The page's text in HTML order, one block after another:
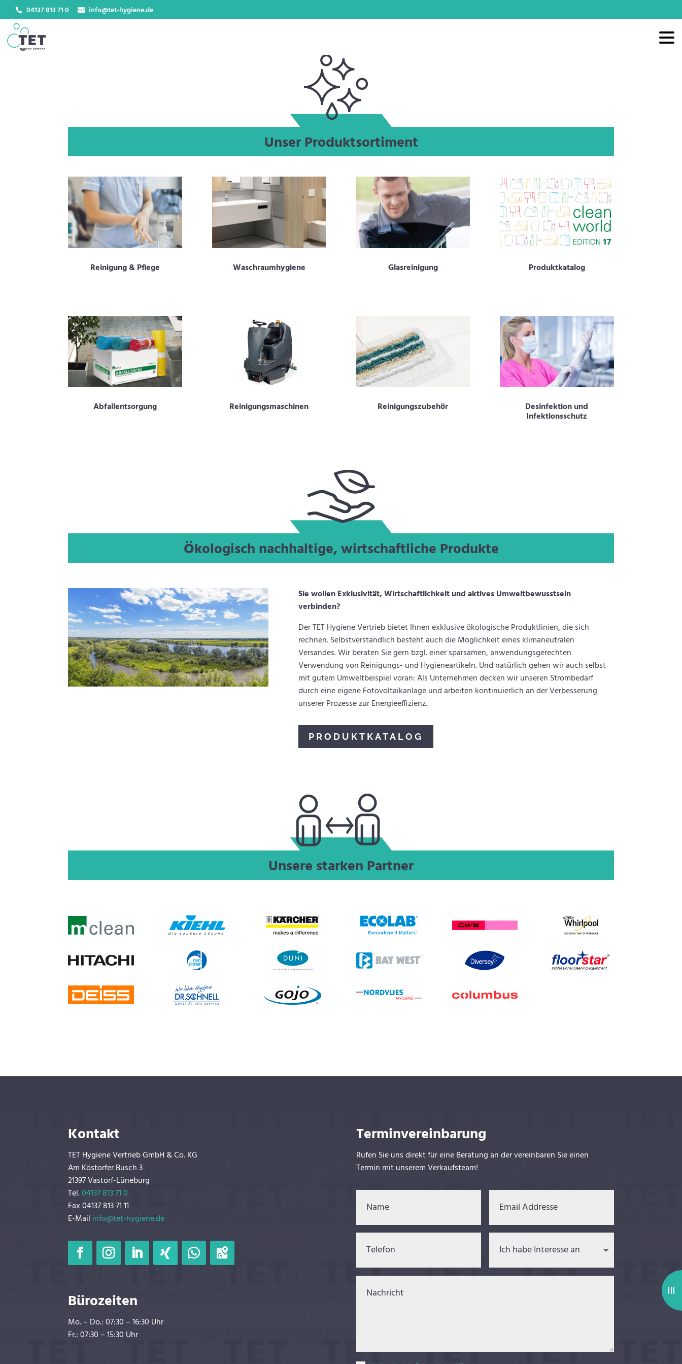
04137 813 71 0 info@tet-hygiene.de
Unser Produktsortiment
Reinigung & Pflege
Abfallentsorgung
Waschraumhygiene
Reinigungsmaschinen
Glasreinigung
Reinigungszubehör
Produktkatalog
Desinfektion und
Infektionsschutz
Ökologisch nachhaltige, wirtschaftliche Produkte
Sie wollen Exklusivität, Wirtschaftlichkeit und aktives Umweltbewusstsein
verbinden?
Der TET Hygiene Vertrieb bietet Ihnen exklusive ökologische Produktlinien, die sich
rechnen. Selbstverständlich besteht auch die Möglichkeit eines klimaneutralen
Versandes. Wir beraten Sie gern bzgl. einer sparsamen, anwendungsgerechten
Verwendung von Reinigungs- und Hygieneartikeln. Und natürlich gehen wir auch selbst
mit gutem Umweltbeispiel voran: Als Unternehmen decken wir unseren Strombedarf
durch eine eigene Fotovoltaikanlage und arbeiten kontinuierlich an der Verbesserung
unserer Prozesse zur Energieeffizienz.
PRODUKTKATALOG
Unsere starken Partner
Kontakt
TET Hygiene Vertrieb GmbH & Co. KG
Am Köstorfer Busch 3
21397 Vastorf-Lüneburg
Tel.04137 813 71 0
Fax 04137 813 71 11
E-Mail info@tet-hygiene.de
Bürozeiten
Mo. – Do.: 07:30 – 16:30 Uhr
Fr.: 07:30 – 15:30 Uhr
Terminvereinbarung
Rufen Sie uns direkt für eine Beratung an der vereinbaren Sie einen
Termin mit unserem Verkaufsteam!